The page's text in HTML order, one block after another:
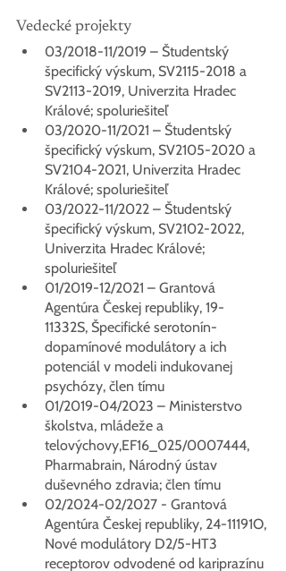
Vedecké projekty
03/2018-11/2019 – Študentský
špecifický výskum, SV2115-2018 a
SV2113-2019, Univerzita Hradec
Králové; spoluriešiteľ
03/2020-11/2021 – Študentský
špecifický výskum, SV2105-2020 a
SV2104-2021, Univerzita Hradec
Králové; spoluriešiteľ
03/2022-11/2022 – Študentský
špecifický výskum, SV2102-2022,
Univerzita Hradec Králové;
spoluriešiteľ
01/2019-12/2021 – Grantová
Agentúra Českej republiky, 19-
11332S, Špecifické serotonín-
dopamínové modulátory a ich
potenciál v modeli indukovanej
psychózy, člen tímu
01/2019-04/2023 – Ministerstvo
školstva, mládeže a
telovýchovy,EF16_025/0007444,
Pharmabrain, Národný ústav
duševného zdravia; člen tímu
02/2024-02/2027 - Grantová
Agentúra Českej republiky, 24-11191O,
Nové modulátory D2/5-HT3
receptorov odvodené od kariprazínu